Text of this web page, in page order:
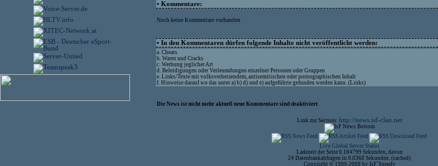
• Kommentare:
Noch keine Kommentare vorhanden
• In den Kommentaren dürfen folgende Inhalte nicht veröffentlicht werden:
a. Cheats
b. Warez und Cracks
c. Werbung jeglicher Art
d. Beleidigungen oder Verleumdungen einzelner Personen oder Gruppen
e. Links/Texte mit volksverhetzendem, antisemitischen oder pornographischen Inhalt
f. Hinweise darauf wo das unter a) b) d) und e) aufgeführte gefunden werden kann. (Links)
Die News ist nicht mehr aktuell neue Kommentare sind deaktiviert
Link zur Section: http://news.isf-clan.net
Live Global Server Status
Ladezeit der Seite 0.184799 Sekunden, davon
24 Datenbankabfragen in 0.0368 Sekunden. (cached)
Copyright © 1999-2008 by IsF`Speedy